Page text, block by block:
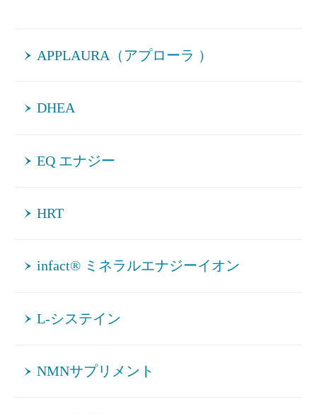
APPLAURA（アプローラ ）
DHEA
EQ エナジー
HRT
infact® ミネラルエナジーイオン
L-システイン
NMNサプリメント